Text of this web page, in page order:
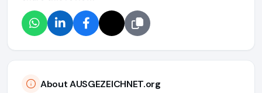
About AUSGEZEICHNET.org